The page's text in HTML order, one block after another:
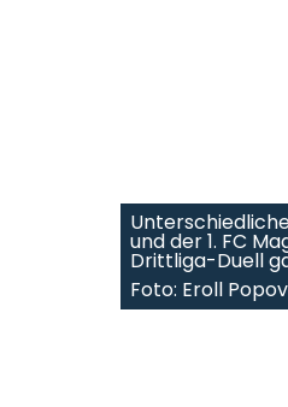
und der 1. FC
Drittliga-Duell
Foto: Eroll